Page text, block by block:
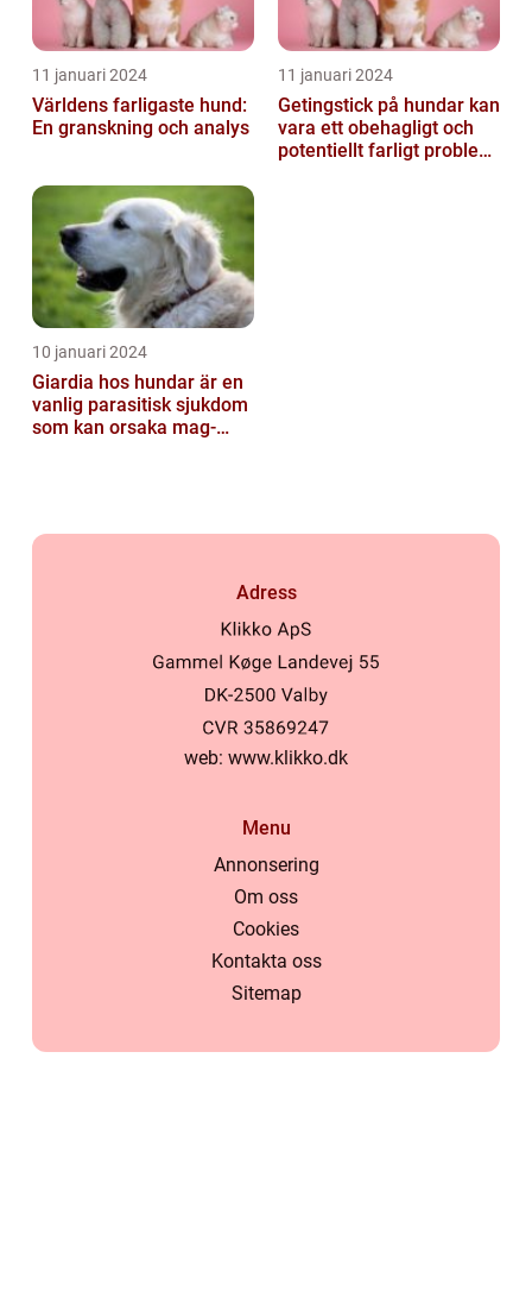
11 januari 2024
Världens farligaste hund:
En granskning och analys
11 januari 2024
Getingstick på hundar kan
vara ett obehagligt och
potentiellt farligt problem
10 januari 2024
Giardia hos hundar är en
vanlig parasitisk sjukdom
som kan orsaka mag-
Adress
web: www.klikko.dk
Menu
Annonsering
Om oss
Cookies
Kontakta oss
Sitemap